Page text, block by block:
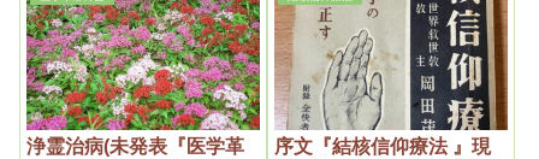
たとしたら、之も予想出来ない
筈はない。だが之を知らない人
が、初めて此文を読んだとした
ら、大いに驚愕す...
て先づ医学の根本的革正を期
し、此の文を草する所以なり。
浄霊治病(未発表『医学革
序文『結核信仰療法 』現